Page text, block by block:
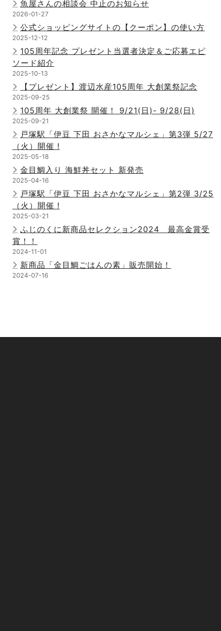
魚屋さんの相談会 中止のお知らせ
2026-01-27
公式ショッピングサイトの【クーポン】の使い方
2025-12-12
105周年記念 プレゼント当選者決定＆ご応募エピ
ソード紹介
2025-10-13
【プレゼント】渡辺水産105周年 大創業祭記念
2025-09-25
105周年 大創業祭 開催！ 9/21(日)- 9/28(日)
2025-09-21
戸塚駅「伊豆 下田 おさかなマルシェ」第3弾 5/27
（火）開催 !
2025-05-18
金目鯛入り 海鮮丼セット 新発売
2025-04-16
戸塚駅「伊豆 下田 おさかなマルシェ」第2弾 3/25
（火）開催 !
2025-03-21
ふじのくに新商品セレクション2024 最高金賞受
賞！！
2024-11-01
新商品「金目鯛ごはんの素」販売開始！
2024-07-16